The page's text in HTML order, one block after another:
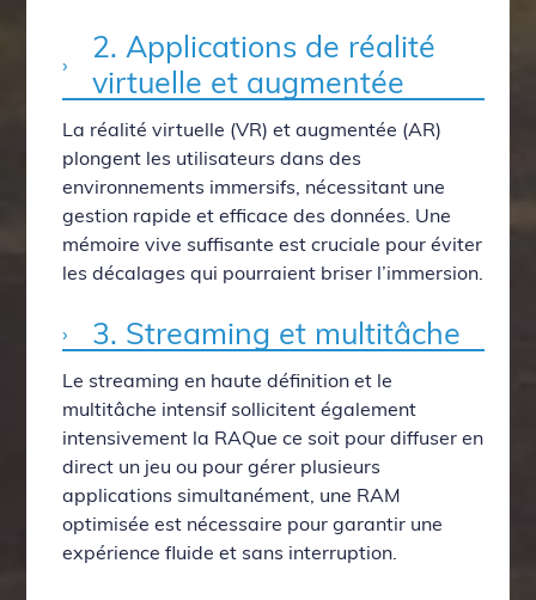
2. Applications de réalité
virtuelle et augmentée
La réalité virtuelle (VR) et augmentée (AR)
plongent les utilisateurs dans des
environnements immersifs, nécessitant une
gestion rapide et efficace des données. Une
mémoire vive suffisante est cruciale pour éviter
les décalages qui pourraient briser l’immersion.
3. Streaming et multitâche
Le streaming en haute définition et le
multitâche intensif sollicitent également
intensivement la RAQue ce soit pour diffuser en
direct un jeu ou pour gérer plusieurs
applications simultanément, une RAM
optimisée est nécessaire pour garantir une
expérience fluide et sans interruption.